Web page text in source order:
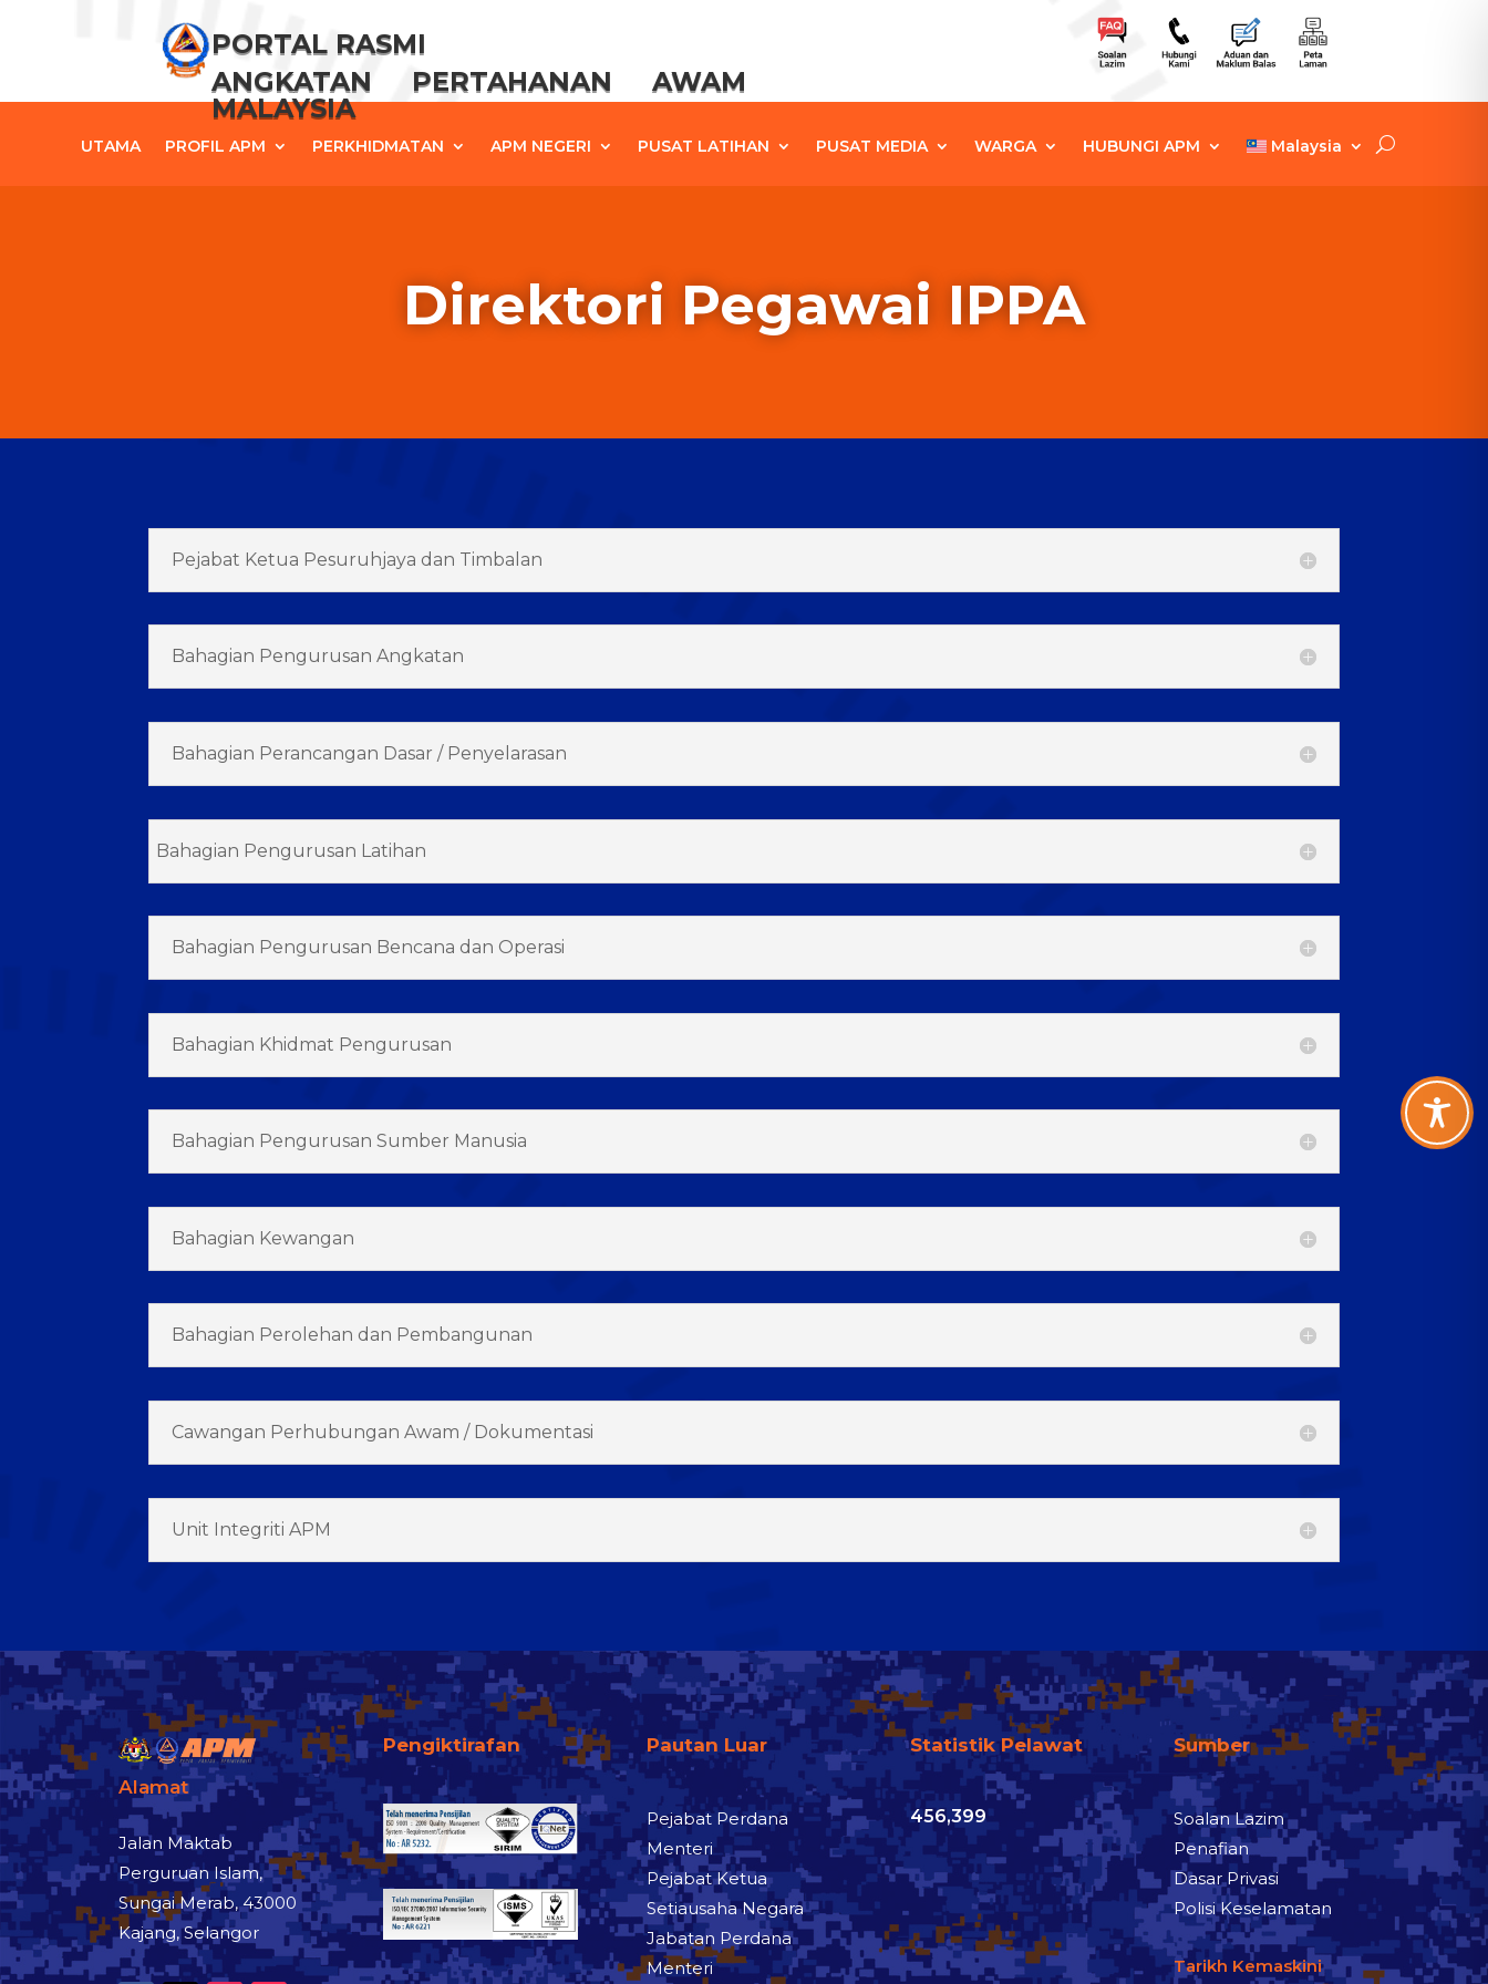
PORTAL RASMI
ANGKATAN PERTAHANAN AWAM
MALAYSIA
UTAMA PROFIL APM PERKHIDMATAN APM NEGERI PUSAT LATIHAN PUSAT MEDIA WARGA HUBUNGI APM Malaysia
Direktori Pegawai IPPA
Pejabat Ketua Pesuruhjaya dan Timbalan
Bahagian Pengurusan Angkatan
Bahagian Perancangan Dasar / Penyelarasan
Bahagian Pengurusan Latihan
Bahagian Pengurusan Bencana dan Operasi
Bahagian Khidmat Pengurusan
Bahagian Pengurusan Sumber Manusia
Bahagian Kewangan
Bahagian Perolehan dan Pembangunan
Cawangan Perhubungan Awam / Dokumentasi
Unit Integriti APM
Alamat
Jalan Maktab
Perguruan Islam,
Sungai Merab, 43000
Kajang, Selangor
Pengiktirafan Pautan Luar
Pejabat Perdana
Menteri
Pejabat Ketua
Setiausaha Negara
Jabatan Perdana
Menteri
Statistik Pelawat
456,399
Sumber
Soalan Lazim
Penafian
Dasar Privasi
Polisi Keselamatan
Tarikh Kemaskini